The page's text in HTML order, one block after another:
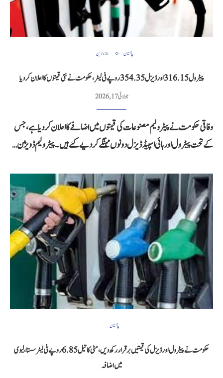
پاکستان تازہ ترین
پیٹرول 316.15 اور ڈیزل 354.35 روپے فی لیٹر، حکومت نے نئی قیمتوں کا اعلان کر دیا
جولائی 17, 2026
وفاقی حکومت نے پیٹرولیم مصنوعات کی قیمتوں میں اضافے کا اعلان کر دیا ہے، جس
کے تحت پیٹرول اور ہائی اسپیڈ ڈیزل دونوں مہنگے کر دیے گئے ہیں۔ پیٹرولیم ڈویژن…
پاکستان
حکومت نے پیٹرول اور ڈیزل کی قیمتیں برقرار رکھ دیں، مٹی کا تیل 6.85 روپے فی لیٹر سستا، لیوی
میں اضافہ